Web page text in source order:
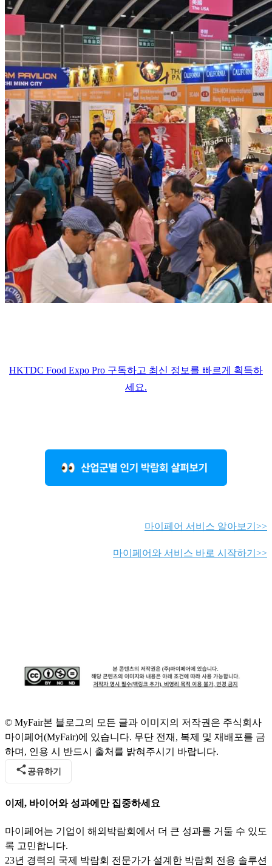
HKTDC Food Expo Pro 구독하고 최신 정보를 빠르게 획득하
세요.
마이페어 서비스 알아보기>>
마이페어와 서비스 바로 시작하기>>
© MyFair본 블로그의 모든 글과 이미지의 저작권은 주식회사
마이페어(MyFair)에 있습니다. 무단 전재, 복제 및 재배포를 금
하며, 인용 시 반드시 출처를 밝혀주시기 바랍니다.
공유하기
이제, 바이어와 성과에만 집중하세요
마이페어는 기업이 해외박람회에서 더 큰 성과를 거둘 수 있도
록 고민합니다.
23년 경력의 국제 박람회 전문가가 설계한 박람회 전용 솔루션